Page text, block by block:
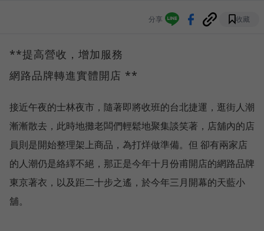
分享 收藏
**提高營收，增加服務
網路品牌轉進實體開店 **
接近午夜的士林夜市，隨著即將收班的台北捷運，逛街人潮
漸漸散去，此時地攤老闆們輕鬆地聚集談笑著，店舖內的店
員則是開始整理架上商品，為打烊做準備。但 卻有兩家店
的人潮仍是絡繹不絕，那正是今年十月份甫開店的網路品牌
東京著衣，以及距二十步之遙，於今年三月開幕的天藍小
舖。